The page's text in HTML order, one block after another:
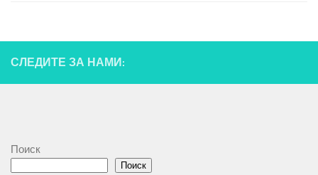
СЛЕДИТЕ ЗА НАМИ:
Поиск
Поиск